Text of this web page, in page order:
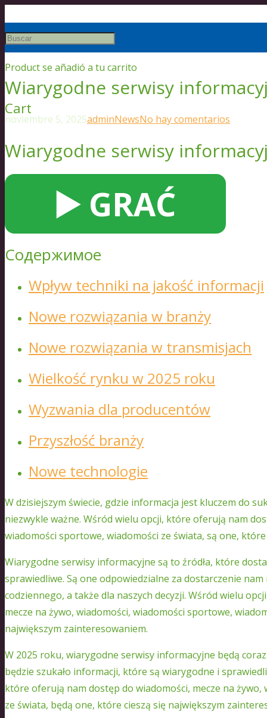
Productse añadió a tu carrito
Cart
Wiarygodne serwisy
noviembre 5, 2025adminNewsNo hay comentarios
Wiarygodne serwisy
▶️ GRAĆ
Содержимое
Wpływ techniki na jakość informacji
Nowe rozwiązania w branży
Nowe rozwiązania w transmisjach
Wielkość rynku w 2025 roku
Wyzwania dla producentów
Przyszłość branży
Nowe technologie
W dzisiejszym świecie, gdzie informacja jest kluczem do
niezwykle ważne. Wśród wielu opcji, które oferują nam
wiadomości sportowe, wiadomości ze świata, są one,
Wiarygodne serwisy informacyjne są to źródła, które
sprawiedliwe. Są one odpowiedzialne za dostarczenie
codziennego, a także dla naszych decyzji. Wśród wielu
mecze na żywo, wiadomości, wiadomości sportowe,
największym zainteresowaniem.
W 2025 roku, wiarygodne serwisy informacyjne będą
będzie szukało informacji, które są wiarygodne i
które oferują nam dostęp do wiadomości, mecze na
ze świata, będą one, które cieszą się największym